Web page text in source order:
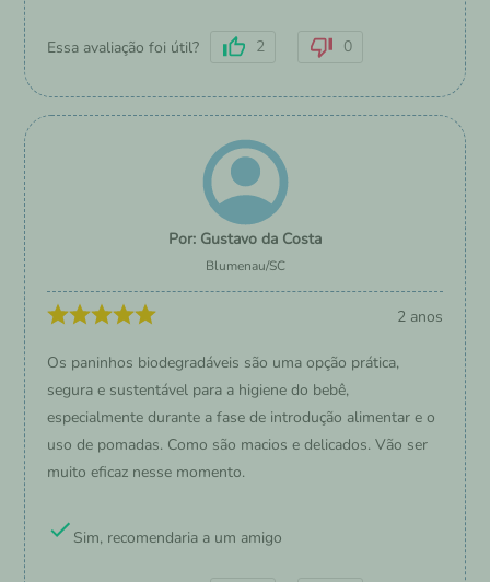
Essa avaliação foi útil? 2 0
Gustavo da Costa
Blumenau/SC
2 anos
Os paninhos biodegradáveis são uma opção prática,
segura e sustentável para a higiene do bebê,
especialmente durante a fase de introdução alimentar e o
uso de pomadas. Como são macios e delicados. Vão ser
muito eficaz nesse momento.
Sim, recomendaria a um amigo